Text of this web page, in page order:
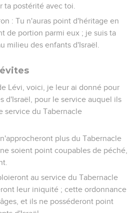
ta postérité avec toi.
: Tu n'auras point d'héritage en
de portion parmi eux ; je suis ta
milieu des enfants d'Israël.
Lévi, voici, je leur ai donné pour
d'Israël, pour le service auquel ils
service du Tabernacle
plus du Tabernacle
soient point coupables de péché,
au service du Tabernacle
leur iniquité ; cette ordonnance
et ils ne posséderont point